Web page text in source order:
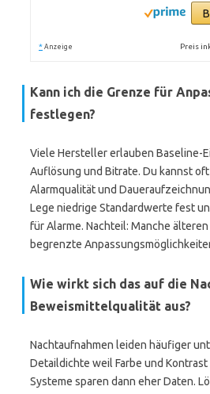
* Anzeige Preis
Kann ich die Grenze für
festlegen?
Viele Hersteller erlauben Baseline-
Auflösung und Bitrate. Du kannst
Alarmqualität und
Lege niedrige Standardwerte fest
für Alarme. Nachteil: Manche
begrenzte
Wie wirkt sich das auf die
Beweismittelqualität aus?
Nachtaufnahmen leiden häufiger
Detaildichte weil Farbe und
Systeme sparen dann eher Daten.